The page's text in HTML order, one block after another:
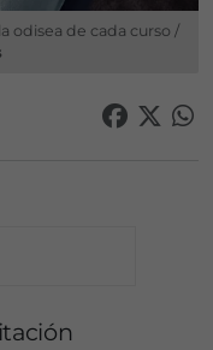
odisea de cada curso /